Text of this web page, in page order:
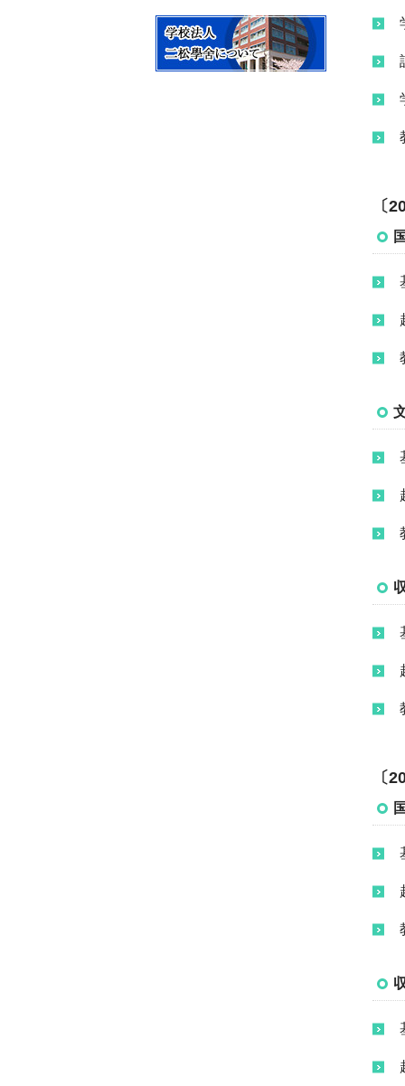
〔
〔
二松学舎列伝
歴代の学長
アセスメントプラン
研究活動における不正行
新九段キャンパス完成ま
での歩み
情報公開のトップ
大学の教育研究上の目的